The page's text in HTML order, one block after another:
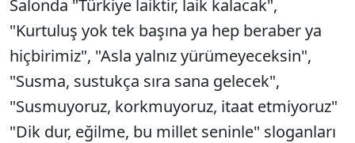
Salonda "Türkiye laiktir, laik kalacak",
"Kurtuluş yok tek başına ya hep beraber ya
hiçbirimiz", "Asla yalnız yürümeyeceksin",
"Susma, sustukça sıra sana gelecek",
"Susmuyoruz, korkmuyoruz, itaat etmiyoruz"
"Dik dur, eğilme, bu millet seninle" sloganları